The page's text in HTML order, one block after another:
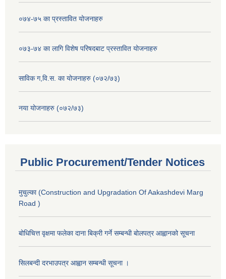
०७४-७५ का प्रस्तावित योजनाहरु
०७३-७४ का लागि विशेष परिषदबाट प्रस्तावित योजनाहरु
साविक ग,वि.स. का योजनाहरु (०७२/७३)
नया योजनाहरु (०७२/७३)
Public Procurement/Tender Notices
मुचुल्का (Construction and Upgradation Of Aakashdevi Marg
Road )
बोधिचित्त वृक्षमा फलेका दाना बिक्री गर्ने सम्बन्धी बोलपत्र आह्वानको सूचना
सिलबन्दी दरभाउपत्र आह्वान सम्बन्धी सूचना ।